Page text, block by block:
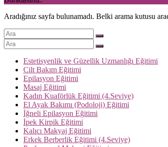
Aradığınız sayfa bulunamadı. Belki arama kutusu
Estetisyenlik ve Güzellik Uzmanlığı Eğitimi
Cilt Bakım Eğitimi
Epilasyon Eğitimi
Masaj Eğitimi
Kadın Kuaförlük Eğitimi (4.Seviye)
El Ayak Bakımı (Podoloji) Eğitimi
İğneli Epilasyon Eğitimi
İpek Kirpik Eğitimi
Kalıcı Makyaj Eğitimi
Erkek Berberlik Eğitimi (4.Seviye)